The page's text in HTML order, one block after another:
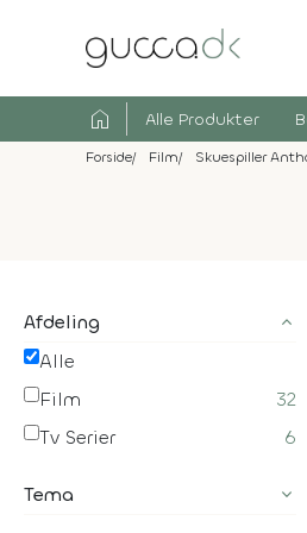
home Alle Produkter
Forside Film Skuespiller
Afdeling
Alle
Film
32
Tv Serier
6
Tema